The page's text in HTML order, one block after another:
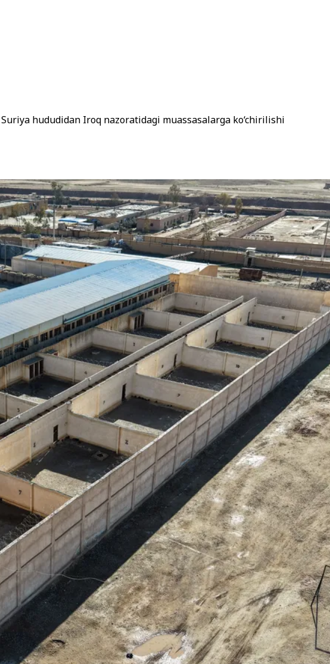
hududidan Iroq nazoratidagi muassasalarga ko‘chirilishi